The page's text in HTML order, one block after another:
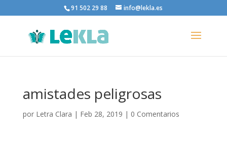
91 502 29 88 info@lekla.es
amistades peligrosas
por Letra Clara | Feb 28, 2019 | 0 Comentarios